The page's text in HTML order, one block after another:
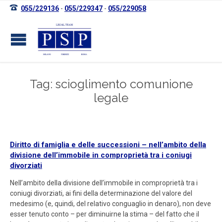
 055/229136 - 055/229347 - 055/229058
Tag: scioglimento comunione
legale
Diritto di famiglia e delle successioni – nell’ambito della
divisione dell’immobile in comproprietà tra i coniugi
divorziati
Nell’ambito della divisione dell’immobile in comproprietà tra i
coniugi divorziati, ai fini della determinazione del valore del
medesimo (e, quindi, del relativo conguaglio in denaro), non deve
esser tenuto conto – per diminuirne la stima – del fatto che il